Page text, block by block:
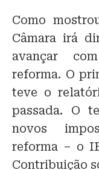
Como
Câmara irá
avançar
reforma. O
teve o
passada. O
novos
reforma – o
Contribuição